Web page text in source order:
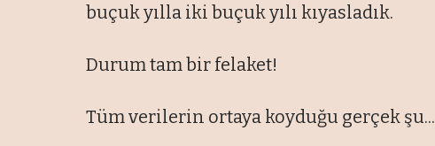
buçuk yılla iki buçuk yılı kıyasladık.
Durum tam bir felaket!
Tüm verilerin ortaya koyduğu gerçek şu...